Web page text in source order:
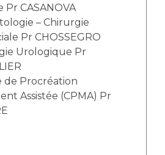
Pr CASANOVA
– Chirurgie
Pr CHOSSEGRO
Urologique Pr
de Procréation
Assistée (CPMA) Pr